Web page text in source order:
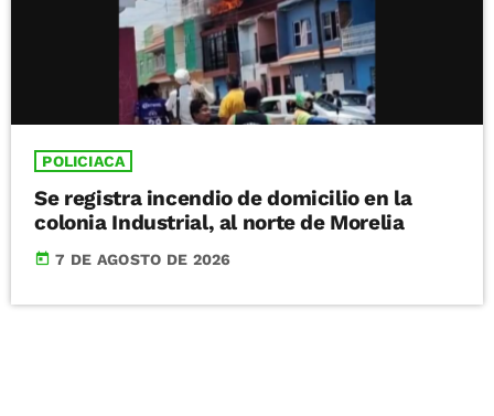
POLICIACA
Se registra incendio de domicilio en la
colonia Industrial, al norte de Morelia
today 7 DE AGOSTO DE 2026